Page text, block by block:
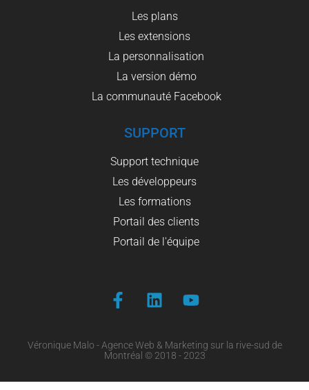
Les plans
Les extensions
La personnalisation
La version démo
La communauté Facebook
SUPPORT
Support technique
Les développeurs
Les formations
Portail des clients
Portail de l'équipe
Véronique Malo - Agence Web & Marketing sur la rive-sud de
Montréal © 2018 - 2023